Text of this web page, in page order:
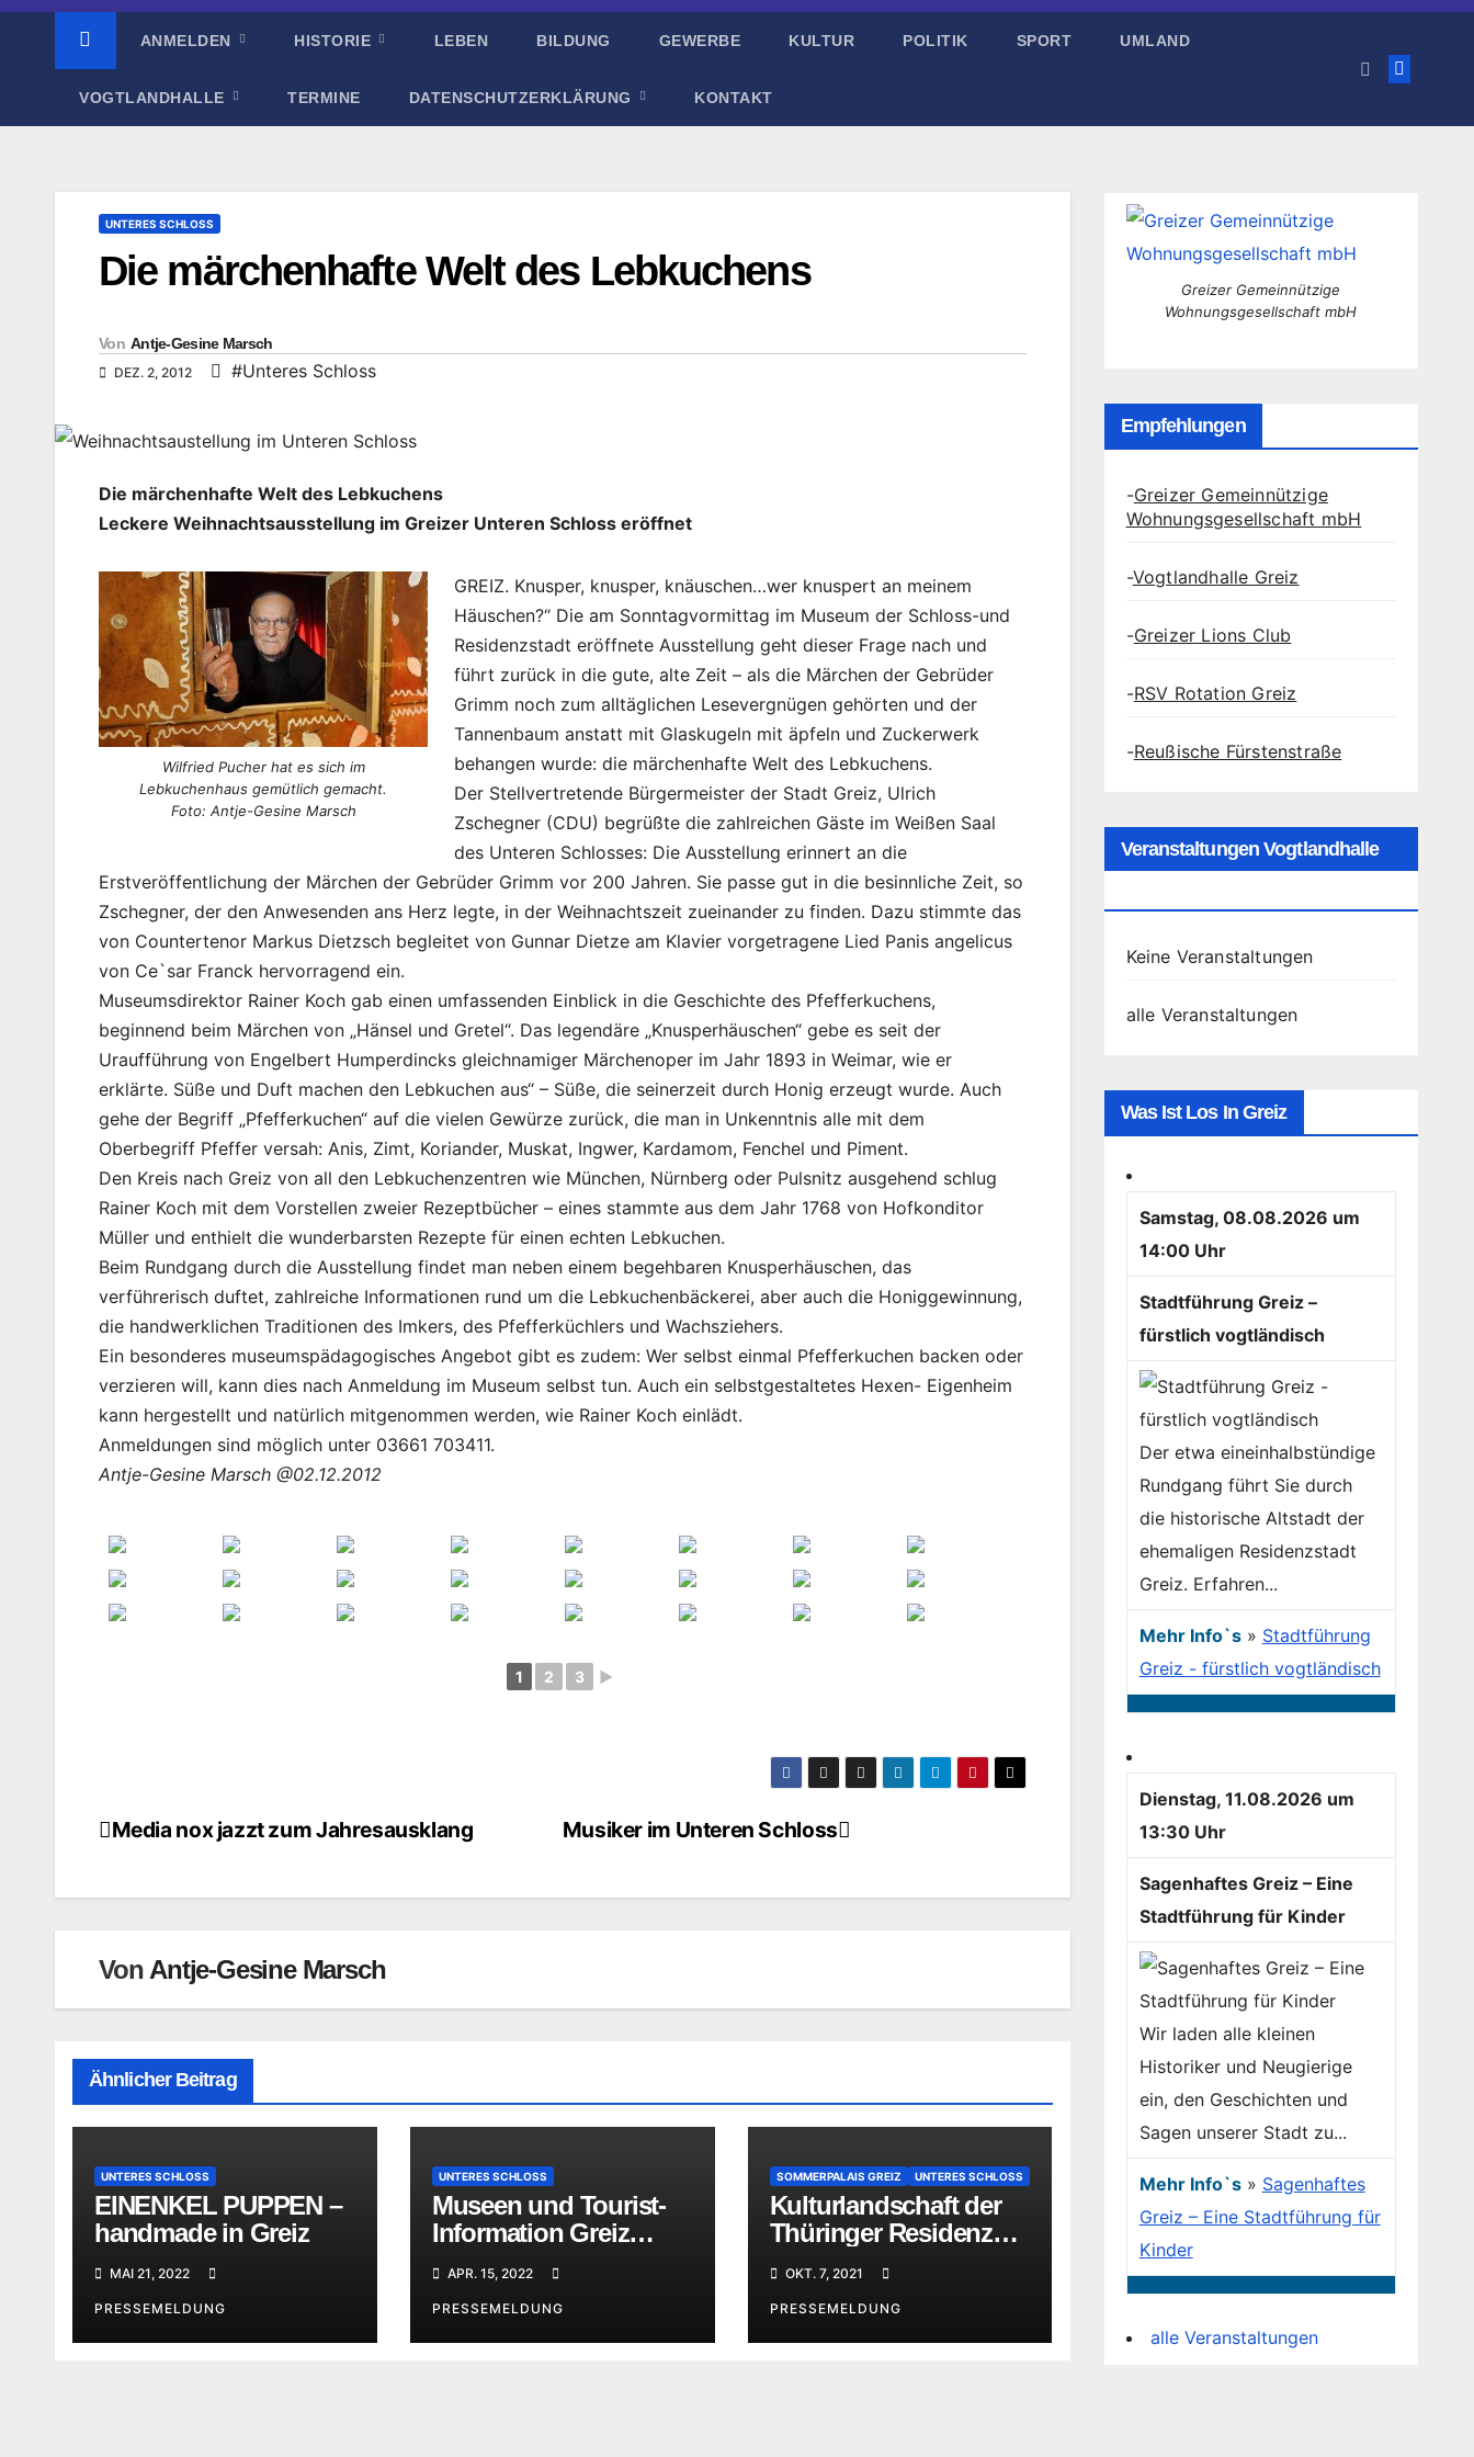
ANMELDEN HISTORIE LEBEN BILDUNG GEWERBE KULTUR POLITIK SPORT UMLAND
VOGTLANDHALLE TERMINE DATENSCHUTZERKLÄRUNG KONTAKT
UNTERES SCHLOSS
Die märchenhafte Welt des Lebkuchens
Von Antje-Gesine Marsch
DEZ. 2, 2012 #Unteres Schloss
Die märchenhafte Welt des Lebkuchens
Leckere Weihnachtsausstellung im Greizer Unteren Schloss eröffnet
Wilfried Pucher hat es sich im
Lebkuchenhaus gemütlich gemacht.
Foto: Antje-Gesine Marsch
GREIZ. Knusper, knusper, knäuschen…wer knuspert an meinem
Häuschen?“ Die am Sonntagvormittag im Museum der Schloss-und
Residenzstadt eröffnete Ausstellung geht dieser Frage nach und
führt zurück in die gute, alte Zeit – als die Märchen der Gebrüder
Grimm noch zum alltäglichen Lesevergnügen gehörten und der
Tannenbaum anstatt mit Glaskugeln mit äpfeln und Zuckerwerk
behangen wurde: die märchenhafte Welt des Lebkuchens.
Der Stellvertretende Bürgermeister der Stadt Greiz, Ulrich
Zschegner (CDU) begrüßte die zahlreichen Gäste im Weißen Saal
des Unteren Schlosses: Die Ausstellung erinnert an die
Erstveröffentlichung der Märchen der Gebrüder Grimm vor 200 Jahren. Sie passe gut in die besinnliche Zeit, so
Zschegner, der den Anwesenden ans Herz legte, in der Weihnachtszeit zueinander zu finden. Dazu stimmte das
von Countertenor Markus Dietzsch begleitet von Gunnar Dietze am Klavier vorgetragene Lied Panis angelicus
von Ce`sar Franck hervorragend ein.
Museumsdirektor Rainer Koch gab einen umfassenden Einblick in die Geschichte des Pfefferkuchens,
beginnend beim Märchen von „Hänsel und Gretel“. Das legendäre „Knusperhäuschen“ gebe es seit der
Uraufführung von Engelbert Humperdincks gleichnamiger Märchenoper im Jahr 1893 in Weimar, wie er
erklärte. Süße und Duft machen den Lebkuchen aus“ – Süße, die seinerzeit durch Honig erzeugt wurde. Auch
gehe der Begriff „Pfefferkuchen“ auf die vielen Gewürze zurück, die man in Unkenntnis alle mit dem
Oberbegriff Pfeffer versah: Anis, Zimt, Koriander, Muskat, Ingwer, Kardamom, Fenchel und Piment.
Den Kreis nach Greiz von all den Lebkuchenzentren wie München, Nürnberg oder Pulsnitz ausgehend schlug
Rainer Koch mit dem Vorstellen zweier Rezeptbücher – eines stammte aus dem Jahr 1768 von Hofkonditor
Müller und enthielt die wunderbarsten Rezepte für einen echten Lebkuchen.
Beim Rundgang durch die Ausstellung findet man neben einem begehbaren Knusperhäuschen, das
verführerisch duftet, zahlreiche Informationen rund um die Lebkuchenbäckerei, aber auch die Honiggewinnung,
die handwerklichen Traditionen des Imkers, des Pfefferküchlers und Wachsziehers.
Ein besonderes museumspädagogisches Angebot gibt es zudem: Wer selbst einmal Pfefferkuchen backen oder
verzieren will, kann dies nach Anmeldung im Museum selbst tun. Auch ein selbstgestaltetes Hexen- Eigenheim
kann hergestellt und natürlich mitgenommen werden, wie Rainer Koch einlädt.
Anmeldungen sind möglich unter 03661 703411.
Antje-Gesine Marsch @02.12.2012
1 2 3 ►
Beitragsnavigation Musiker im Unteren Schloss
Media nox jazzt zum Jahresausklang
Von Antje-Gesine Marsch
Ähnlicher Beitrag
UNTERES SCHLOSS
EINENKEL PUPPEN –
handmade in Greiz
MAI 21, 2022
PRESSEMELDUNG
UNTERES SCHLOSS
Museen und Tourist-
Information Greiz
APR. 15, 2022
PRESSEMELDUNG
SOMMERPALAIS GREIZ UNTERES SCHLOSS
Kulturlandschaft der
Thüringer Residenzen
Weg zum Welterbe-
Status
OKT. 7, 2021
PRESSEMELDUNG
Greizer Gemeinnützige
Wohnungsgesellschaft mbH
Empfehlungen
-Greizer Gemeinnützige
Wohnungsgesellschaft mbH
-Vogtlandhalle Greiz
-Greizer Lions Club
-RSV Rotation Greiz
-Reußische Fürstenstraße
Veranstaltungen Vogtlandhalle
Keine Veranstaltungen
alle Veranstaltungen
Was Ist Los In Greiz
Samstag, 08.08.2026 um
14:00 Uhr
Stadtführung Greiz –
fürstlich vogtländisch
Der etwa eineinhalbstündige
Rundgang führt Sie durch
die historische Altstadt der
ehemaligen Residenzstadt
Greiz. Erfahren...
Mehr Info`s» Stadtführung
Greiz - fürstlich vogtländisch
Dienstag, 11.08.2026 um
13:30 Uhr
Sagenhaftes Greiz – Eine
Stadtführung für Kinder
Wir laden alle kleinen
Historiker und Neugierige
ein, den Geschichten und
Sagen unserer Stadt zu...
Mehr Info`s» Sagenhaftes
Greiz – Eine Stadtführung für
Kinder
alle Veranstaltungen